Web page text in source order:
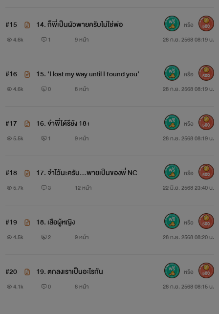
#15 14. ก็พี่เป็นผัวพายครับไม่ใช่พ่อ
4.6k 1 9 หน้า 28 ก.ย. 2568 08:19 น.
หรือ 500
#16 15. ‘I lost my way until I found you’
4.6k 0 8 หน้า 28 ก.ย. 2568 08:19 น.
หรือ 500
#17 16. จำพี่ได้รึยัง 18+
5.5k 1 9 หน้า 28 ก.ย. 2568 08:19 น.
หรือ 500
#18 17. จำไว้นะครับ...พายเป็นของพี่ NC
5.7k 3 12 หน้า 22 มิ.ย. 2568 23:40 น.
หรือ 500
#19 18. เสือผู้หญิง
4.5k 2 9 หน้า 28 ก.ย. 2568 08:20 น.
หรือ 500
#20 19. ตกลงเราเป็นอะไรกัน
4.1k 0 8 หน้า 28 ก.ย. 2568 08:15 น.
หรือ 500